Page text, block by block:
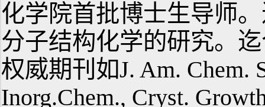
化学院首批博士生导师
分子结构化学的研究。
权威期刊如J. Am. Chem.
Inorg.Chem., Cryst.